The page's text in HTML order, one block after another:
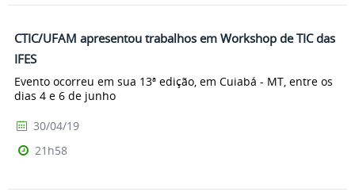
CTIC/UFAM apresentou trabalhos em Workshop de TIC das
IFES
Evento ocorreu em sua 13ª edição, em Cuiabá - MT, entre os
dias 4 e 6 de junho
30/04/19
21h58